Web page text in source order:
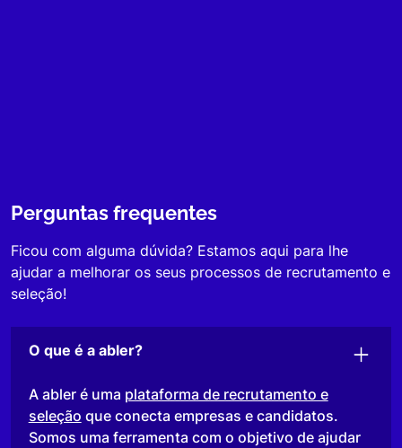
Perguntas frequentes
Ficou com alguma dúvida? Estamos aqui para lhe
ajudar a melhorar os seus processos de recrutamento e
seleção!
O que é a abler?
A abler é uma plataforma de recrutamento e
seleção que conecta empresas e candidatos.
Somos uma ferramenta com o objetivo de ajudar